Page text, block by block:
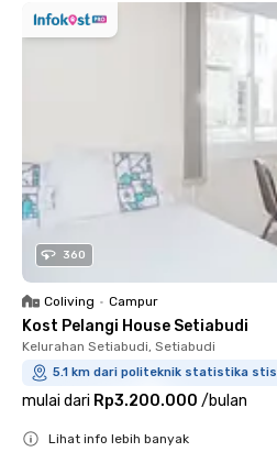
360
Coliving • Campur
Kost Pelangi House Setiabudi
Kelurahan Setiabudi, Setiabudi
5.1 km dari politeknik statistika stis
mulai dari Rp3.200.000 /bulan
Lihat info lebih banyak